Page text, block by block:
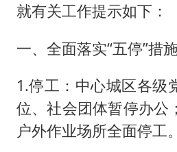
就有关工作提示如下：
一、全面落实“五停”措
1.停工：中心城区各级
位、社会团体暂停办公
户外作业场所全面停工。